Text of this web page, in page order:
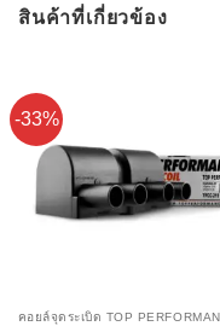
สินค้าที่เกี่ยวข้อง
-33%
คอยล์จุดระเบิด TOP